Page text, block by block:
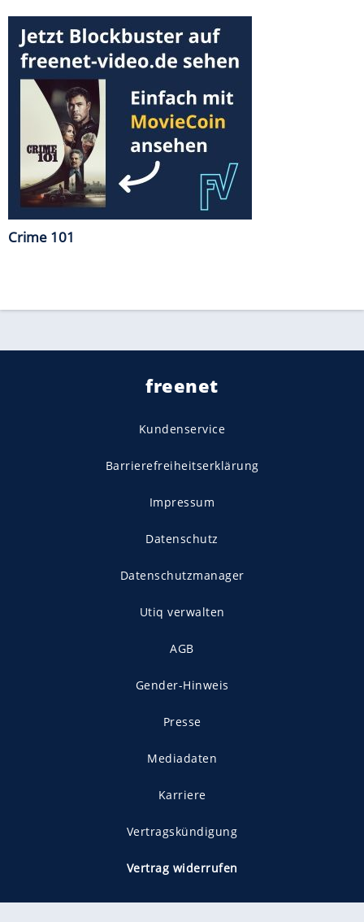
Crime 101
freenet
Kundenservice
Barrierefreiheitserklärung
Impressum
Datenschutz
Datenschutzmanager
Utiq verwalten
AGB
Gender-Hinweis
Presse
Mediadaten
Karriere
Vertragskündigung
Vertrag widerrufen